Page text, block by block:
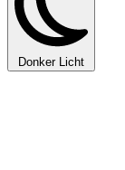
Donker Licht